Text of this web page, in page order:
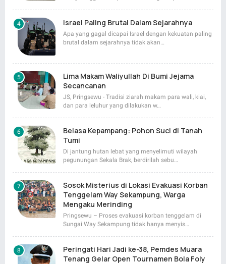
Israel Paling Brutal Dalam Sejarahnya
Apa yang gagal dicapai Israel dengan kekuatan paling
brutal dalam sejarahnya tidak akan…
Lima Makam Waliyullah Di Bumi Jejama
Secancanan
JS, Pringsewu - Tradisi ziarah makam para wali, kiai,
dan para leluhur yang dilakukan w…
Belasa Kepampang: Pohon Suci di Tanah
Tumi
Di jantung hutan lebat yang menyelimuti wilayah
pegunungan Sekala Brak, berdirilah sebu…
Sosok Misterius di Lokasi Evakuasi Korban
Tenggelam Way Sekampung, Warga
Mengaku Merinding
Pringsewu – Proses evakuasi korban tenggelam di
Sungai Way Sekampung tidak hanya menyis…
Peringati Hari Jadi ke-38, Pemdes Muara
Tenang Gelar Open Tournamen Bola Foly